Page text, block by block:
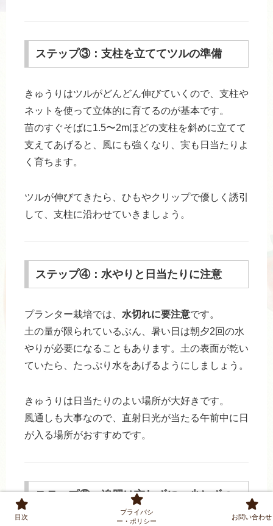
ステップ③：支柱を立ててツルの準備
きゅうりはツルがどんどん伸びていくので、支柱や
ネットを使って立体的に育てるのが基本です。
苗のすぐそばに1.5〜2mほどの支柱を斜めに立てて
支えてあげると、風にも強くなり、実も日当たりよ
く育ちます。
ツルが伸びてきたら、ひもやクリップで優しく誘引
して、支柱に沿わせていきましょう。
ステップ④：水やりと日当たりに注意
プランター栽培では、 水切れに要注意です。
土の量が限られているぶん、暑い日は朝夕2回の水
やりが必要になることもあります。土の表面が乾い
ていたら、たっぷり水をあげるようにしましょう。
きゅうりは日当たりのよい場所が大好きです。
風通しも大事なので、直射日光が当たる午前中に日
が入る場所がおすすめです。
ステップ⑤：追肥は忘れずに、少しずつ
目次
プライバシ
ー・ポリシー
お問い合わせ